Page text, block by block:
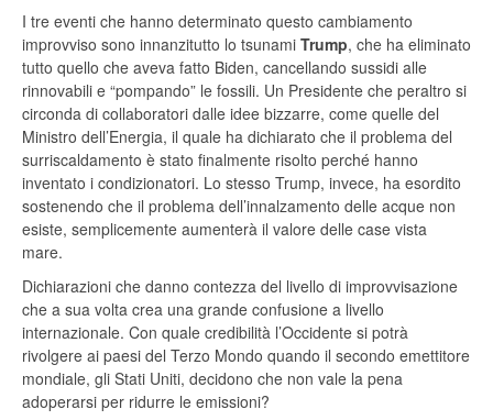
I tre eventi che hanno determinato questo cambiamento
improvviso sono innanzitutto lo tsunami Trump, che ha eliminato
tutto quello che aveva fatto Biden, cancellando sussidi alle
rinnovabili e “pompando” le fossili. Un Presidente che peraltro si
circonda di collaboratori dalle idee bizzarre, come quelle del
Ministro dell’Energia, il quale ha dichiarato che il problema del
surriscaldamento è stato finalmente risolto perché hanno
inventato i condizionatori. Lo stesso Trump, invece, ha esordito
sostenendo che il problema dell’innalzamento delle acque non
esiste, semplicemente aumenterà il valore delle case vista
mare.
Dichiarazioni che danno contezza del livello di improvvisazione
che a sua volta crea una grande confusione a livello
internazionale. Con quale credibilità l’Occidente si potrà
rivolgere ai paesi del Terzo Mondo quando il secondo emettitore
mondiale, gli Stati Uniti, decidono che non vale la pena
adoperarsi per ridurre le emissioni?